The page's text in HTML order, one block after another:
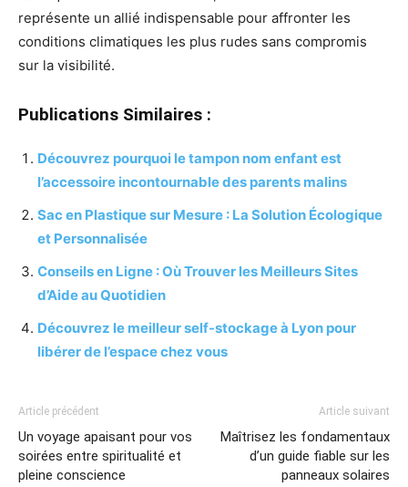
représente un allié indispensable pour affronter les
conditions climatiques les plus rudes sans compromis
sur la visibilité.
Publications Similaires :
Découvrez pourquoi le tampon nom enfant est
l’accessoire incontournable des parents malins
Sac en Plastique sur Mesure : La Solution Écologique
et Personnalisée
Conseils en Ligne : Où Trouver les Meilleurs Sites
d’Aide au Quotidien
Découvrez le meilleur self-stockage à Lyon pour
libérer de l’espace chez vous
Article précédent
Un voyage apaisant pour vos
soirées entre spiritualité et
pleine conscience
Article suivant
Maîtrisez les fondamentaux
d’un guide fiable sur les
panneaux solaires